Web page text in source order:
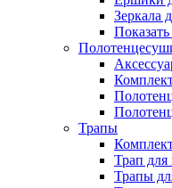
Зеркала
Показать
Трапы
Трап
Трапы